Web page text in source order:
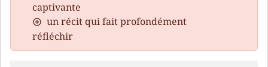
captivante
un récit qui fait profondément
réfléchir